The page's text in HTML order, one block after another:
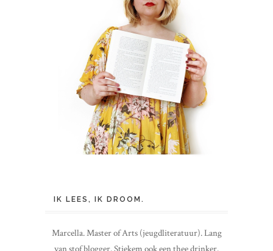
IK LEES, IK DROOM.
Marcella. Master of Arts (jeugdliteratuur). Lang